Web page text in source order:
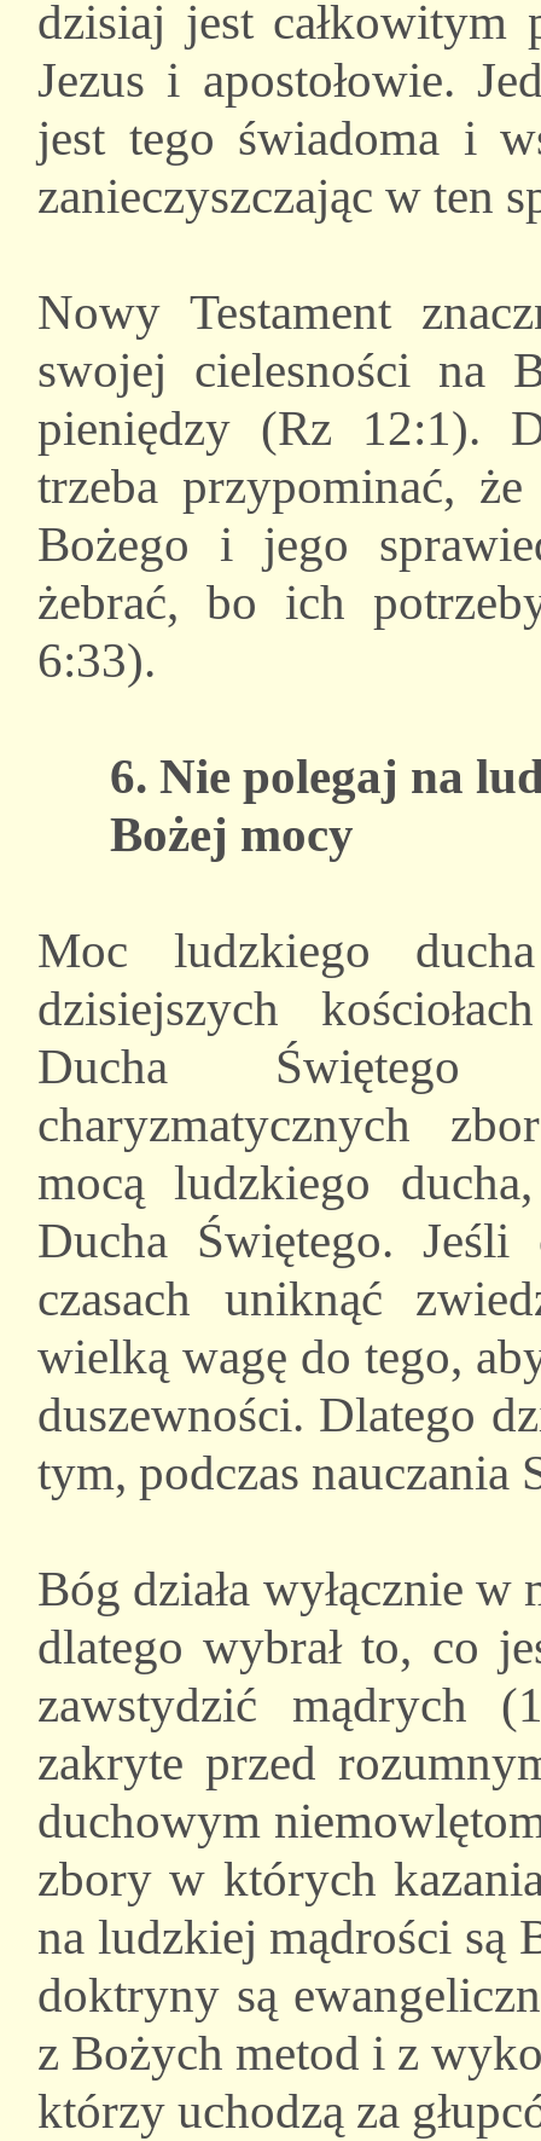
dzisiaj jest całkowitym
Jezus i apostołowie.
jest tego świadoma i
zanieczyszczając w ten
Nowy Testament
swojej cielesności na
pieniędzy (Rz 12:1).
trzeba przypominać,
Bożego i jego
żebrać, bo ich
6:33).
6. Nie polegaj na
Bożej mocy
Moc ludzkiego
dzisiejszych
Ducha Świętego
charyzmatycznych
mocą ludzkiego
Ducha Świętego. Jeśli
czasach uniknąć
wielką wagę do tego,
duszewności. Dlatego
tym, podczas nauczania
Bóg działa wyłącznie
dlatego wybrał to, co
zawstydzić mądrych
zakryte przed
duchowym
zbory w których
na ludzkiej mądrości są
doktryny są
z Bożych metod i z
którzy uchodzą za